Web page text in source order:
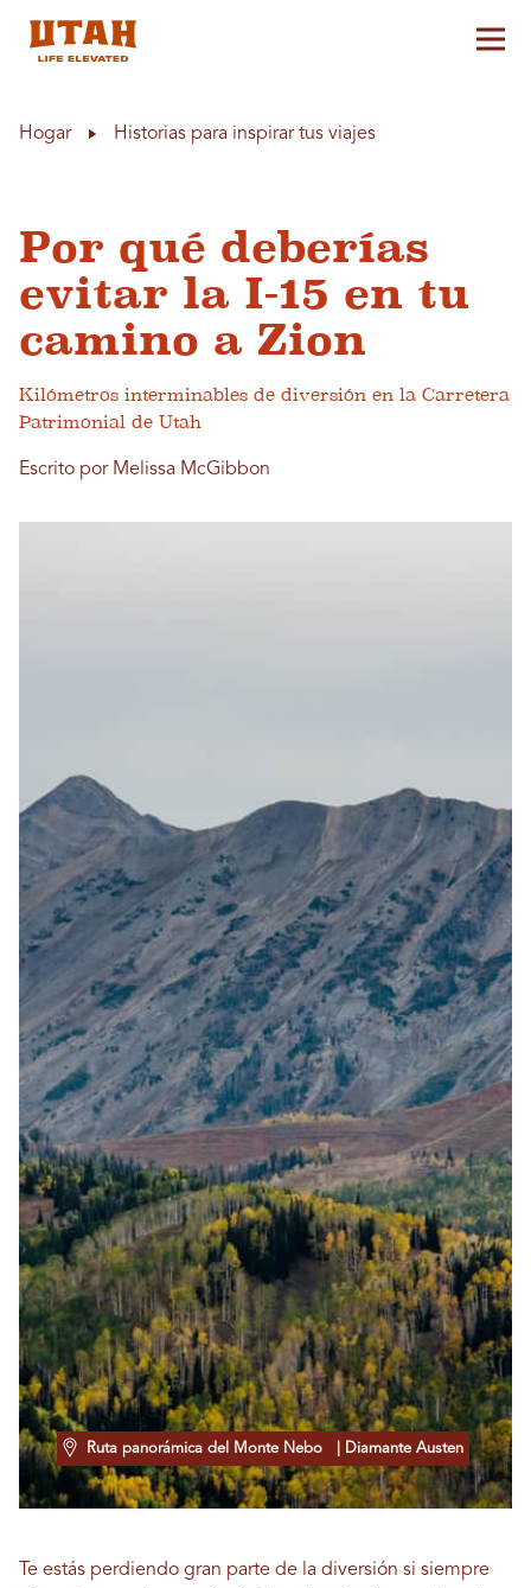
Hogar Historias para inspirar tus viajes
Por qué deberías
evitar la I-15 en tu
camino a Zion
Kilómetros interminables de diversión en la Carretera
Patrimonial de Utah
Escrito por Melissa McGibbon
Ruta panorámica del Monte Nebo | Diamante Austen
Te estás perdiendo gran parte de la diversión si siempre